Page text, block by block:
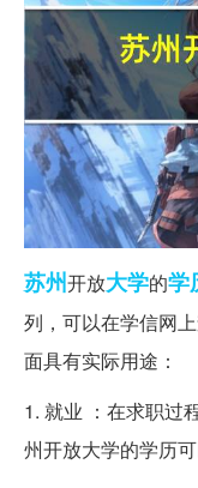
苏州开放大学的学
列，可以在学信网
面具有实际用途：
1. 就业 ：在求职过
州开放大学的学历